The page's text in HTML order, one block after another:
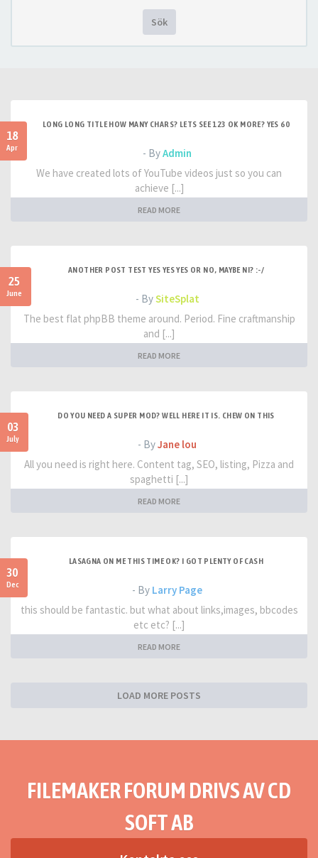
Sök
18
Apr
LONG LONG TITLE HOW MANY CHARS? LETS SEE 123 OK MORE? YES 60
- ByAdmin
We have created lots of YouTube videos just so you can
achieve [...]
READ MORE
25
June
ANOTHER POST TEST YES YES YES OR NO, MAYBE NI? :-/
- BySiteSplat
The best flat phpBB theme around. Period. Fine craftmanship
and [...]
READ MORE
03
July
DO YOU NEED A SUPER MOD? WELL HERE IT IS. CHEW ON THIS
- ByJane lou
All you need is right here. Content tag, SEO, listing, Pizza and
spaghetti [...]
READ MORE
30
Dec
LASAGNA ON ME THIS TIME OK? I GOT PLENTY OF CASH
- By Larry Page
this should be fantastic. but what about links,images, bbcodes
etc etc? [...]
READ MORE
LOAD MORE POSTS
FILEMAKER FORUM DRIVS AV CD
SOFT AB